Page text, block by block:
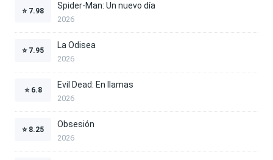
⭐ 7.98
Spider-Man: Un nuevo día
2026
⭐ 7.95
La Odisea
2026
⭐ 6.8
Evil Dead: En llamas
2026
⭐ 8.25
Obsesión
2026